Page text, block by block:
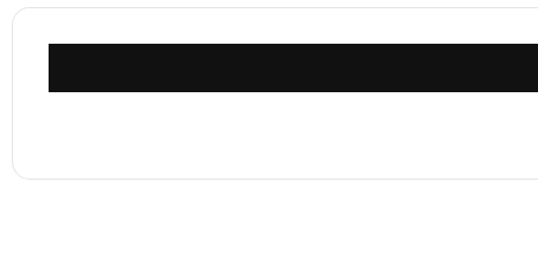
واشنطن رسم قواعد اللعبة في الشرق الأوسط؟